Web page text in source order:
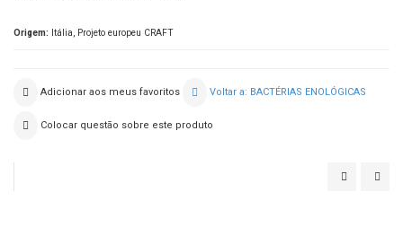
Origem: Itália, Projeto europeu CRAFT
Adicionar aos meus favoritos Voltar a: BACTÉRIAS ENOLÓGICAS
Colocar questão sobre este produto